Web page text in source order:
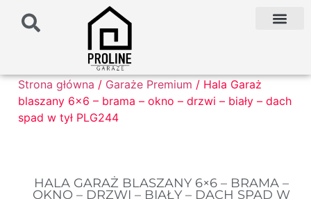
Strona główna / Garaże Premium / Hala Garaż
blaszany 6×6 – brama – okno – drzwi – biały – dach
spad w tył PLG244
HALA GARAŻ BLASZANY 6×6 – BRAMA –
OKNO – DRZWI – BIAŁY – DACH SPAD W